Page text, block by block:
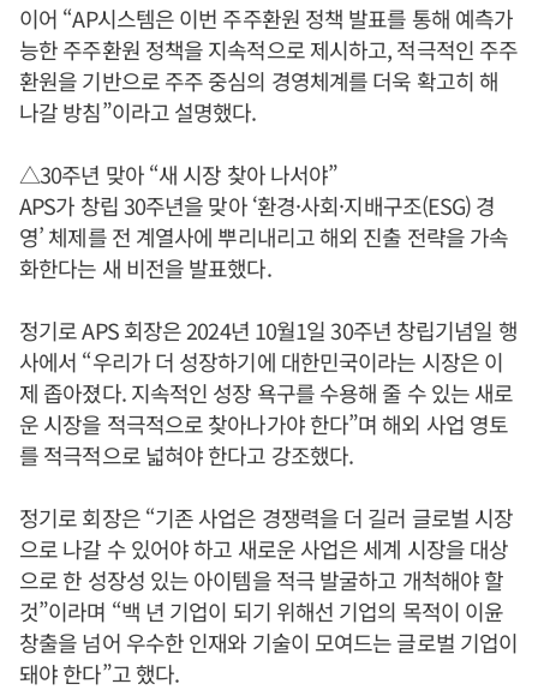
이어 “AP시스템은 이번 주주환원 정책 발표를 통해 예측가
능한 주주환원 정책을 지속적으로 제시하고, 적극적인 주주
환원을 기반으로 주주 중심의 경영체계를 더욱 확고히 해
나갈 방침”이라고 설명했다.
△30주년 맞아 “새 시장 찾아 나서야”
APS가 창립 30주년을 맞아 ‘환경·사회·지배구조(ESG) 경
영’ 체제를 전 계열사에 뿌리내리고 해외 진출 전략을 가속
화한다는 새 비전을 발표했다.
정기로 APS 회장은 2024년 10월1일 30주년 창립기념일 행
사에서 “우리가 더 성장하기에 대한민국이라는 시장은 이
제 좁아졌다. 지속적인 성장 욕구를 수용해 줄 수 있는 새로
운 시장을 적극적으로 찾아나가야 한다”며 해외 사업 영토
를 적극적으로 넓혀야 한다고 강조했다.
정기로 회장은 “기존 사업은 경쟁력을 더 길러 글로벌 시장
으로 나갈 수 있어야 하고 새로운 사업은 세계 시장을 대상
으로 한 성장성 있는 아이템을 적극 발굴하고 개척해야 할
것”이라며 “백 년 기업이 되기 위해선 기업의 목적이 이윤
창출을 넘어 우수한 인재와 기술이 모여드는 글로벌 기업이
돼야 한다”고 했다.